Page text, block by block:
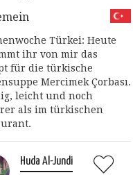
Türkei: Heute
ihr von mir das
für die türkische
Mercimek Çorbası.
leicht und noch
als im türkischen
Huda Al-Jundi